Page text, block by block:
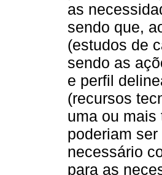
as
sendo que,
(estudos de
sendo as
e perfil
(recursos
uma ou mais
poderiam
necessário
para as